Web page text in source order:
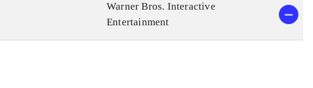
Warner Bros. Interactive
Entertainment